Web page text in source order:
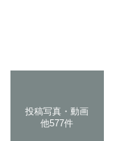
投稿写真・動画
他577件